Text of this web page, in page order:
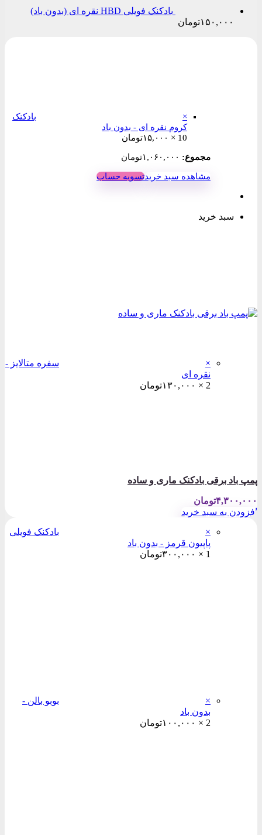
×
بادکنک
کروم نقره ای - بدون باد
10 ×
۱۵,۰۰۰تومان
مجموع: ۱,۰۶۰,۰۰۰تومان
مشاهده سبد خریدتسویه حساب
سبد خرید
×
سفره متالایز -
نقره ای
2 ×
۱۳۰,۰۰۰تومان
×
بادکنک فویلی
پاپیون قرمز - بدون باد
1 ×
۳۰۰,۰۰۰تومان
×
بوبو بالن -
بدون باد
2 ×
۱۰۰,۰۰۰تومان
بادکنک فویلی HBD نقره ای (بدون باد)
۱۵۰,۰۰۰تومان
پمپ باد برقی بادکنک ماری و ساده
۴,۳۰۰,۰۰۰تومان
افزودن به سبد خرید